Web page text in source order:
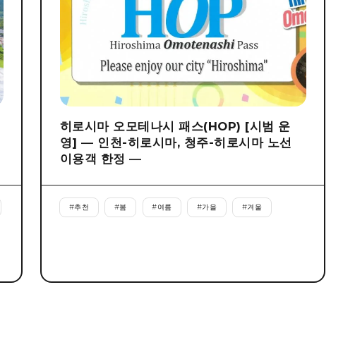
히로시마 오모테나시 패스(HOP) [시범 운
영] ― 인천-히로시마, 청주-히로시마 노선
이용객 한정 ―
#추천 #봄 #여름 #가을 #겨울